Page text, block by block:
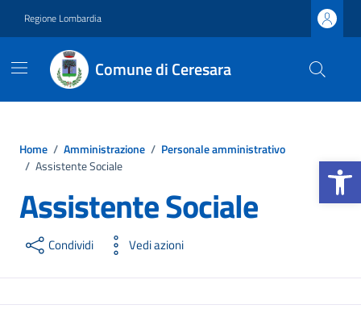
Apri la
Regione Lombardia
Comune di Ceresara
Home / Amministrazione / Personale amministrativo
/ Assistente Sociale
Assistente Sociale
Condividi Vedi azioni